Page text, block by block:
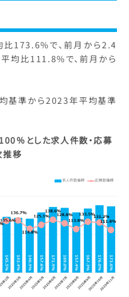
173.6%で、前月から2.4
均比111.8%で、前月から
基準から2023年平均基準
％とした求人件数・応募
推移